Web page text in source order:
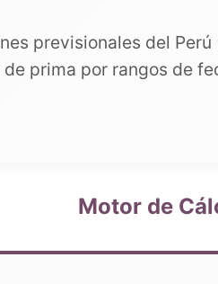
previsionales del Perú
prima por rangos de
Motor de